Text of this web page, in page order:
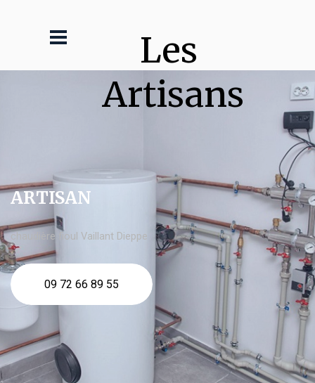
Les
Artisans
ARTISAN
chaudière fioul Vaillant Dieppe
09 72 66 89 55